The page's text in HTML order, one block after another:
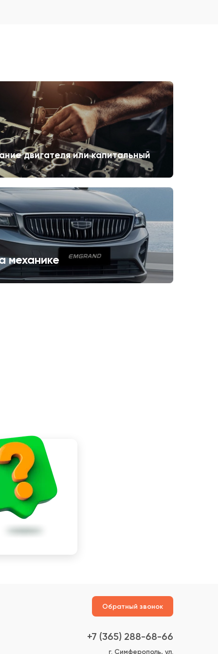
двигателя или капитальный
механике
Обратный звонок
+7 (365) 288-68-66
г. Симферополь, ул.